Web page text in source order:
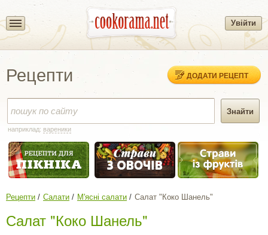
Увійти
Рецепти ДОДАТИ РЕЦЕПТ
наприклад: вареники
Рецепти Салати М'ясні салати Салат "Коко Шанель"
Салат "Коко Шанель"